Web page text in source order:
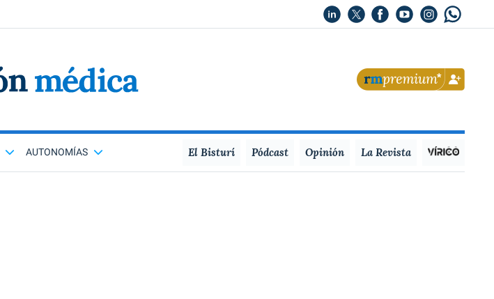
AUTONOMÍAS El Bisturí Pódcast Opinión La Revista